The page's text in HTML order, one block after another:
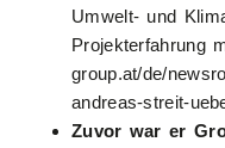
Umwelt- und
Projekterfahrung
group.at/de/
andreas-streit-
Zuvor war er